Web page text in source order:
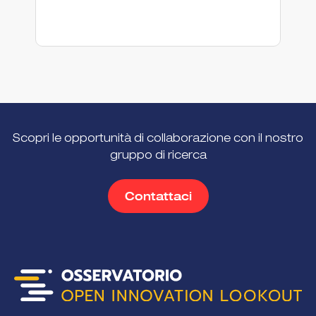
Scopri le opportunità di collaborazione con il nostro
gruppo di ricerca
Contattaci